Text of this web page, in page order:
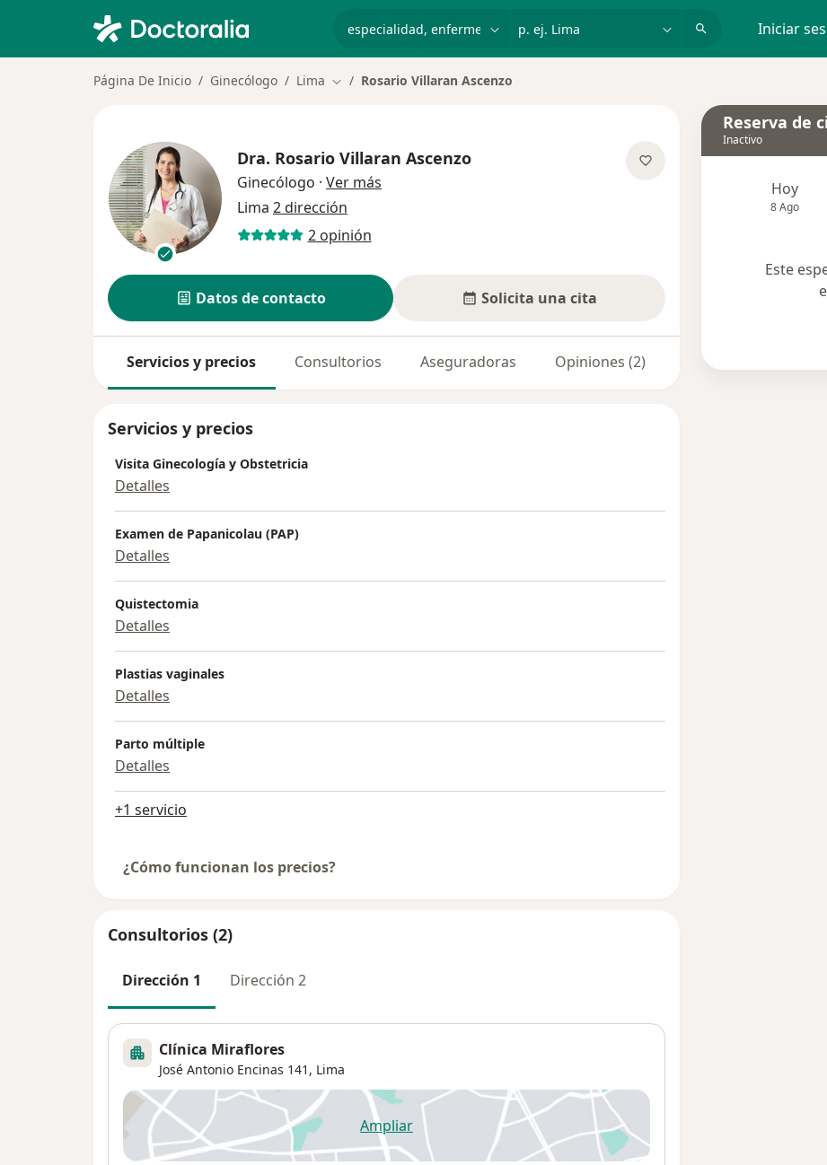
Iniciar
Página De Inicio Ginecólogo Lima Cambiar de ciudad
Rosario Villaran Ascenzo
Dra. Rosario Villaran Ascenzo
Ginecólogo · Ver más
Lima 2 dirección
2 opinión
Datos de contacto Solicita una cita
Servicios y precios Consultorios Aseguradoras Opiniones (2)
Servicios y precios
Visita Ginecología y Obstetricia
Detalles
Examen de Papanicolau (PAP)
Detalles
Quistectomia
Detalles
Plastias vaginales
Detalles
Parto múltiple
Detalles
+1 servicio
¿Cómo funcionan los precios?
Consultorios (2)
Dirección 1 Dirección 2
Clínica Miraflores
José Antonio Encinas 141, Lima
Ampliarse abre en una nueva pestaña
Reserva de
Inactivo
Hoy
8 Ago
Este